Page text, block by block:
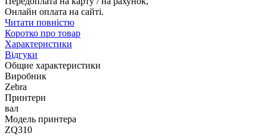
Онлайн оплата на сайті.
Читати повністю
Коротко про товар
Характеристики
Відгуки
Общие характеристики
Виробник
Zebra
Принтери
вал
Модель принтера
ZQ310